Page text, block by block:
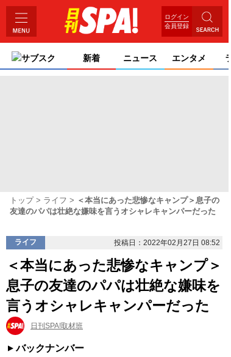
ログイン
会員登録
サブスク 新着 ニュース エンタメ
トップ ライフ
＜本当にあった悲惨なキャンプ＞息子の
友達のパパは壮絶な嫌味を言うオシャレキャンパーだった
ライフ 投稿日：2022年02月27日 08:52
＜本当にあった悲惨なキャンプ＞
息子の友達のパパは壮絶な嫌味を
言うオシャレキャンパーだった
日刊SPA!取材班
バックナンバー